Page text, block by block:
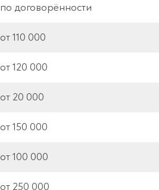
по договорённости
от 110 000
от 120 000
от 20 000
от 150 000
от 100 000
от 250 000